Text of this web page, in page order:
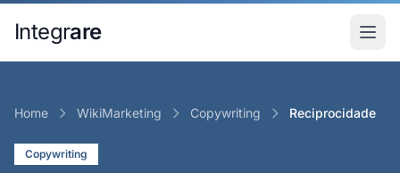
Integrare
Home WikiMarketing Copywriting Reciprocidade
Copywriting